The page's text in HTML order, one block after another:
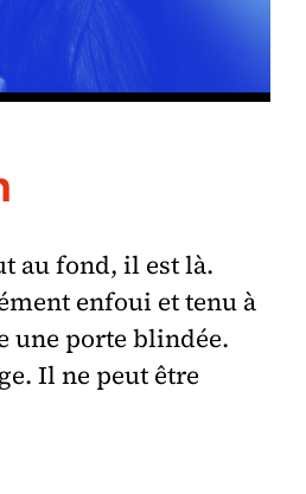
au fond, il est là.
enfoui et tenu à
une porte blindée.
Il ne peut être